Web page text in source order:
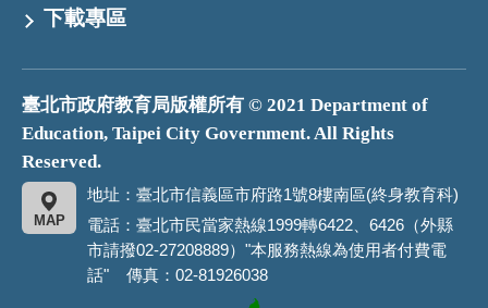
下載專區
臺北市政府教育局版權所有 © 2021 Department of
Education, Taipei City Government. All Rights
Reserved.
地址：臺北市信義區市府路1號8樓南區(終身教育科)
MAP
電話：臺北市民當家熱線1999轉6422、6426（外縣
市請撥02-27208889）"本服務熱線為使用者付費電
話" 傳真：02-81926038